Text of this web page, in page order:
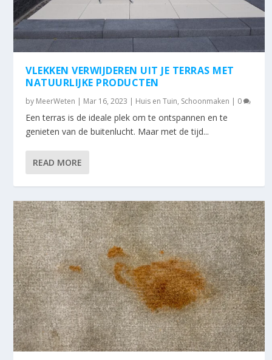
VLEKKEN VERWIJDEREN UIT JE TERRAS MET
NATUURLIJKE PRODUCTEN
by MeerWeten | Mar 16, 2023 | Huis en Tuin, Schoonmaken | 0
Een terras is de ideale plek om te ontspannen en te
genieten van de buitenlucht. Maar met de tijd...
READ MORE